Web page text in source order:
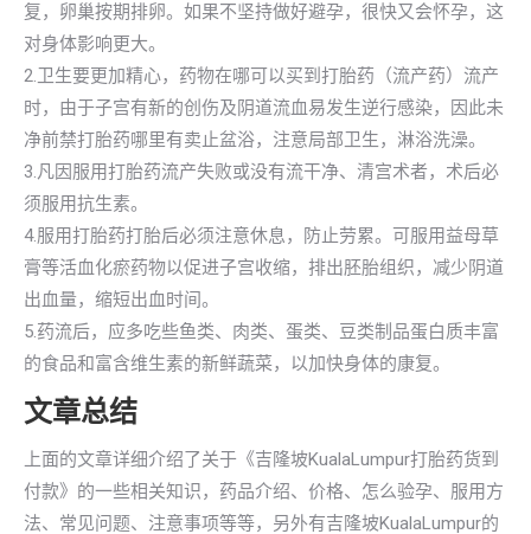
复，卵巢按期排卵。如果不坚持做好避孕，很快又会怀孕，这
对身体影响更大。
2.卫生要更加精心，药物在哪可以买到打胎药（流产药）流产
时，由于子宫有新的创伤及阴道流血易发生逆行感染，因此未
净前禁打胎药哪里有卖止盆浴，注意局部卫生，淋浴洗澡。
3.凡因服用打胎药流产失败或没有流干净、清宫术者，术后必
须服用抗生素。
4.服用打胎药打胎后必须注意休息，防止劳累。可服用益母草
膏等活血化瘀药物以促进子宫收缩，排出胚胎组织，减少阴道
出血量，缩短出血时间。
5.药流后，应多吃些鱼类、肉类、蛋类、豆类制品蛋白质丰富
的食品和富含维生素的新鲜蔬菜，以加快身体的康复。
文章总结
上面的文章详细介绍了关于《吉隆坡KualaLumpur打胎药货到
付款》的一些相关知识，药品介绍、价格、怎么验孕、服用方
法、常见问题、注意事项等等，另外有吉隆坡KualaLumpur的